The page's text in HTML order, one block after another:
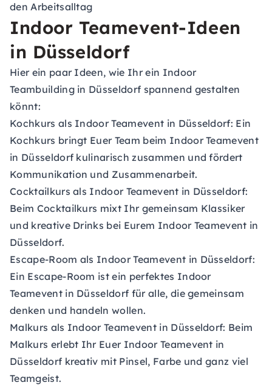
den Arbeitsalltag
Indoor Teamevent-Ideen
in Düsseldorf
Hier ein paar Ideen, wie Ihr ein Indoor
Teambuilding in Düsseldorf spannend gestalten
könnt:
Kochkurs als Indoor Teamevent in Düsseldorf: Ein
Kochkurs bringt Euer Team beim Indoor Teamevent
in Düsseldorf kulinarisch zusammen und fördert
Kommunikation und Zusammenarbeit.
Cocktailkurs als Indoor Teamevent in Düsseldorf:
Beim Cocktailkurs mixt Ihr gemeinsam Klassiker
und kreative Drinks bei Eurem Indoor Teamevent in
Düsseldorf.
Escape-Room als Indoor Teamevent in Düsseldorf:
Ein Escape-Room ist ein perfektes Indoor
Teamevent in Düsseldorf für alle, die gemeinsam
denken und handeln wollen.
Malkurs als Indoor Teamevent in Düsseldorf: Beim
Malkurs erlebt Ihr Euer Indoor Teamevent in
Düsseldorf kreativ mit Pinsel, Farbe und ganz viel
Teamgeist.